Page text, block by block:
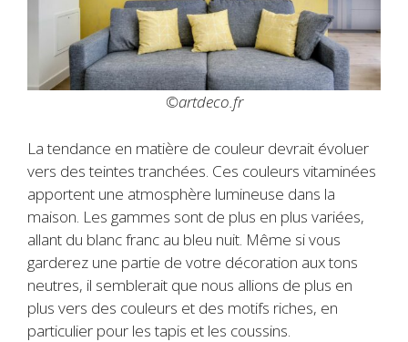
©artdeco.fr
La tendance en matière de couleur devrait évoluer
vers des teintes tranchées. Ces couleurs vitaminées
apportent une atmosphère lumineuse dans la
maison. Les gammes sont de plus en plus variées,
allant du blanc franc au bleu nuit. Même si vous
garderez une partie de votre décoration aux tons
neutres, il semblerait que nous allions de plus en
plus vers des couleurs et des motifs riches, en
particulier pour les tapis et les coussins.